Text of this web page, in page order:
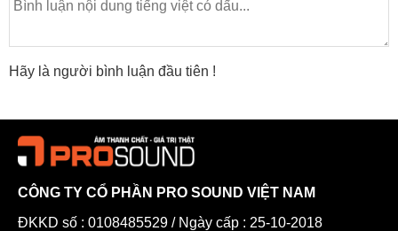
Hãy là người bình luận đầu tiên !
CÔNG TY CỔ PHẦN PRO SOUND VIỆT NAM
ĐKKD số : 0108485529 / Ngày cấp : 25-10-2018